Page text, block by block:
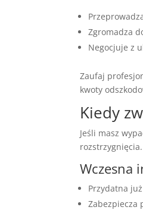
Zgromadza
Negocjuje z
Zaufaj
kwoty
Kiedy
Jeśli masz
rozstrzygnięcia.
Wczesna
Przydatna
Zabezpiecza